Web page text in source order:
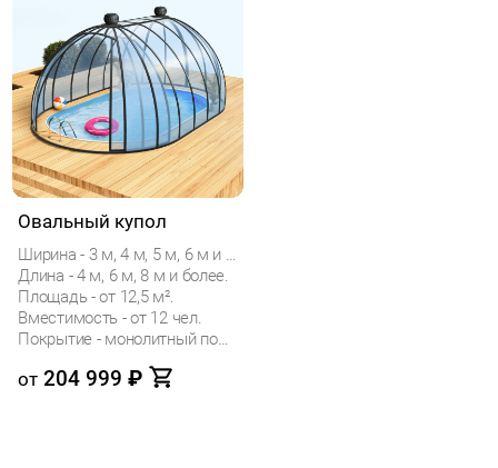
Овальный купол
Ширина - 3 м, 4 м, 5 м, 6 м и 7 м.
Длина - 4 м, 6 м, 8 м и более.
Площадь - от 12,5 м².
Вместимость - от 12 чел.
Покрытие - монолитный поликарбонат
от 204 999 ₽